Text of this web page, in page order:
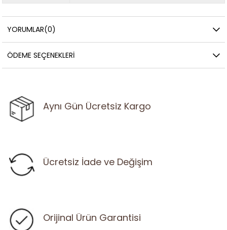
YORUMLAR(0)
ÖDEME SEÇENEKLERI
Aynı Gün Ücretsiz Kargo
Ücretsiz İade ve Değişim
Orijinal Ürün Garantisi